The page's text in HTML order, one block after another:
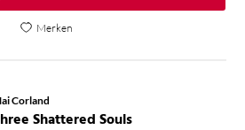
Merken
Corland
Shattered Souls